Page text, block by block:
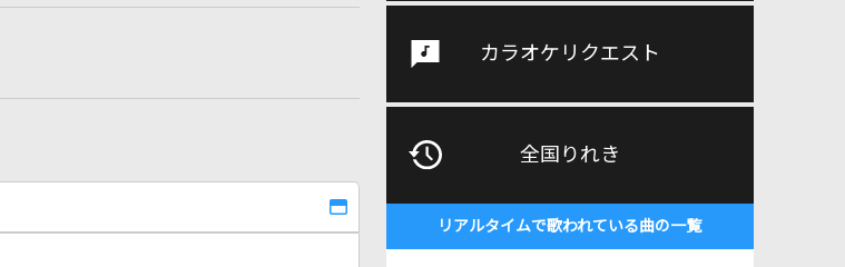
カラオケリクエスト
全国りれき
リアルタイムで歌われている曲の一覧